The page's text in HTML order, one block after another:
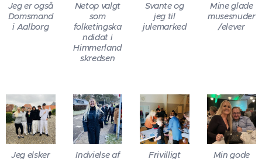
Jeg er også
Domsmand
i Aalborg
Netop valgt
som
folketingska
ndidat i
Himmerland
skredsen
Svante og
jeg til
julemarked
Mine glade
musesnuder
/elever
Jeg elsker
Indvielse af
Frivilligt
Min gode